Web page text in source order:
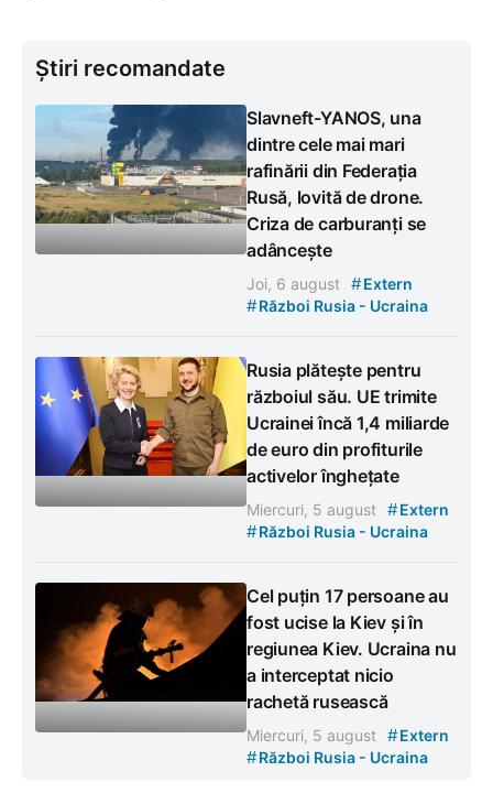
Știri recomandate
Slavneft-YANOS, una
dintre cele mai mari
rafinării din Federația
Rusă, lovită de drone.
Criza de carburanți se
adâncește
Joi, 6 august #Extern
#Război Rusia - Ucraina
Rusia plătește pentru
războiul său. UE trimite
Ucrainei încă 1,4 miliarde
de euro din profiturile
activelor înghețate
Miercuri, 5 august #Extern
#Război Rusia - Ucraina
Cel puțin 17 persoane au
fost ucise la Kiev și în
regiunea Kiev. Ucraina nu
a interceptat nicio
rachetă rusească
Miercuri, 5 august #Extern
#Război Rusia - Ucraina